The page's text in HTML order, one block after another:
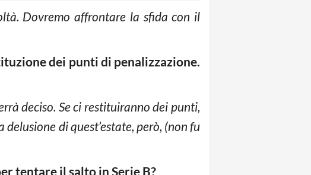
Dovremo affrontare la sfida con il
dei punti di penalizzazione.
deciso. Se ci restituiranno dei punti,
di quest’estate, però, (non fu
tentare il salto in Serie B?